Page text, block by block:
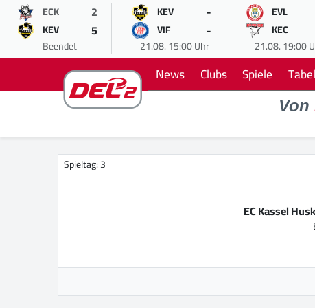
ECK 2
KEV 5
Beendet
KEV -
VIF -
21.08. 15:00 Uhr
EVL
KEC
21.08. 19:00
News Clubs Spiele
Von
Spieltag: 3
EC Kassel